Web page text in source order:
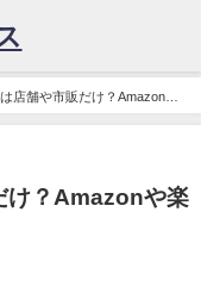
店舗や市販だけ？Amazonや
け？Amazonや楽